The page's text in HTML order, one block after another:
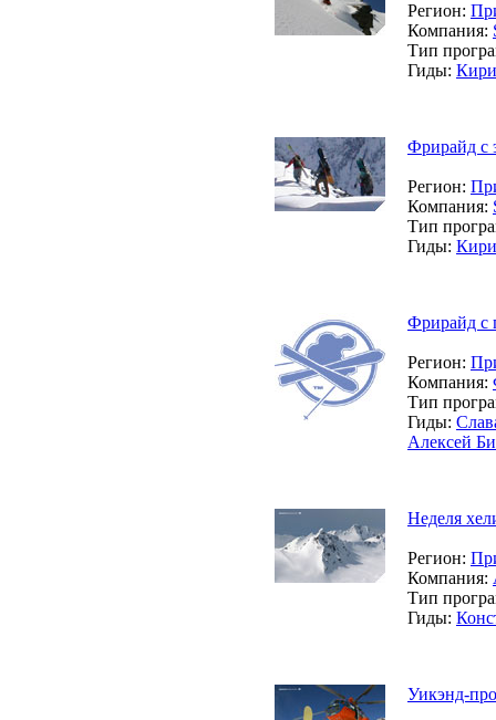
Регион:
Компания:
Тип
Гиды:
Фрирайд с
Регион:
Компания:
Тип
Гиды:
Фрирайд с
Регион:
Компания:
Тип
Гиды:
Алексей
Неделя
Регион:
Компания:
Тип
Гиды:
Уикэнд-